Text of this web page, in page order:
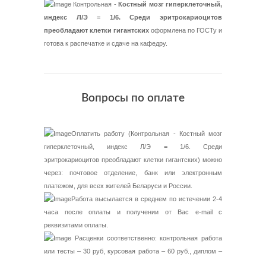
Контрольная -Костный мозг гиперклеточный,
индекс Л/Э = 1/6. Среди эритрокариоцитов
преобладают клетки гигантских оформлена по ГОСТу и
готова к распечатке и сдаче на кафедру.
Вопросы по оплате
Оплатить работу (Контрольная - Костный мозг
гиперклеточный, индекс Л/Э = 1/6. Среди
эритрокариоцитов преобладают клетки гигантских) можно
через: почтовое отделение, банк или электронным
платежом, для всех жителей Беларуси и России.
Работа высылается в среднем по истечении 2-4
часа после оплаты и получении от Вас e-mail с
реквизитами оплаты.
Расценки соответственно: контрольная работа
или тесты – 30 руб, курсовая работа – 60 руб., диплом –